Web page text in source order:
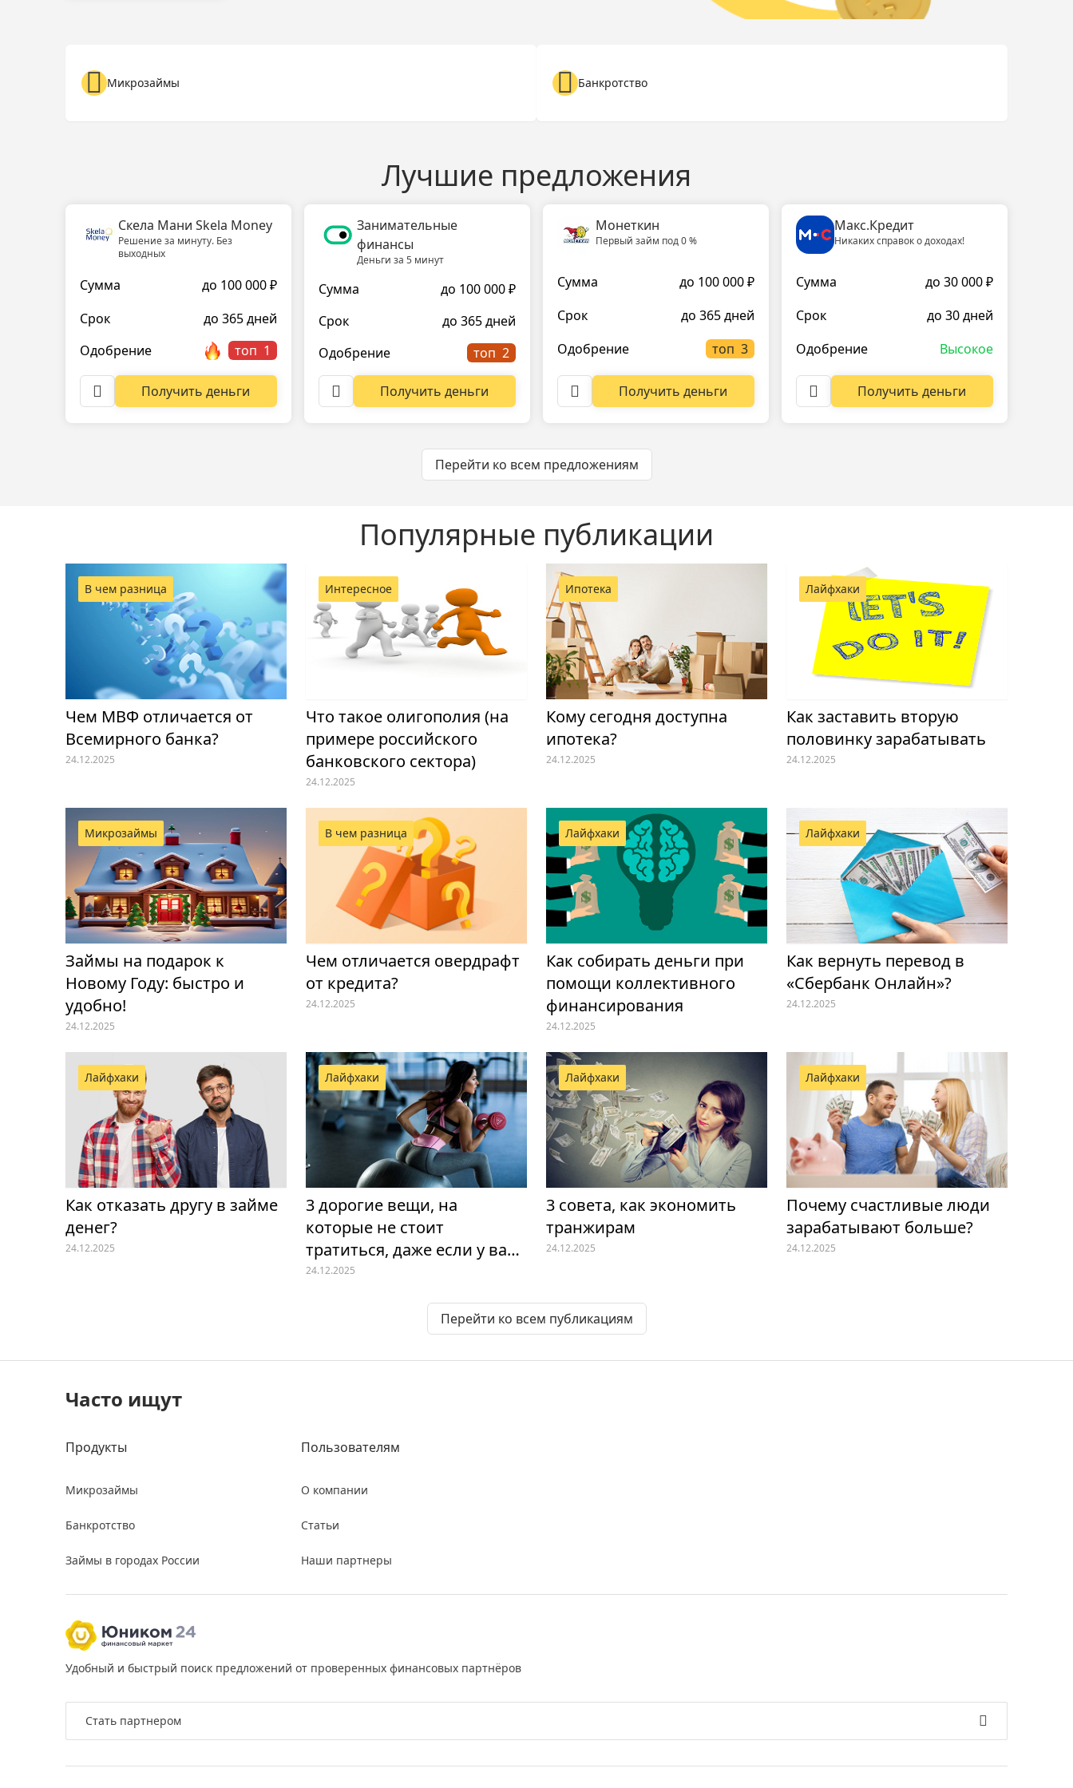
Микрозаймы Банкротство
Лучшие предложения
Скела Мани Skela Money
Решение за минуту. Без
выходных
Сумма
до 100 000 ₽
Срок
до 365 дней
Одобрение
топ
Получить деньги
Занимательные
финансы
Деньги за 5 минут
Сумма
до 100 000 ₽
Срок
до 365 дней
Одобрение
топ
Получить деньги
Монеткин
Первый займ под 0 %
Сумма
до 100 000 ₽
Срок
до 365 дней
Одобрение
топ
Получить деньги
Макс.Кредит
Никаких справок о доходах!
Сумма
до 30 000 ₽
Срок
до 30 дней
Одобрение
Высокое
Получить деньги
Перейти ко всем предложениям
Популярные публикации
Чем МВФ отличается от
Всемирного банка?
24.12.2025
В чем разница
Что такое олигополия (на
примере российского
банковского сектора)
24.12.2025
Интересное
Кому сегодня доступна
ипотека?
24.12.2025
Ипотека
Как заставить вторую
половинку зарабатывать
24.12.2025
Лайфхаки
Займы на подарок к
Новому Году: быстро и
удобно!
24.12.2025
Микрозаймы
Чем отличается овердрафт
от кредита?
24.12.2025
В чем разница
Как собирать деньги при
помощи коллективного
финансирования
24.12.2025
Лайфхаки
Как вернуть перевод в
«Сбербанк Онлайн»?
24.12.2025
Лайфхаки
Как отказать другу в займе
денег?
24.12.2025
Лайфхаки
3 дорогие вещи, на
которые не стоит
тратиться, даже если у вас
высокий доход
24.12.2025
Лайфхаки
3 совета, как экономить
транжирам
24.12.2025
Лайфхаки
Почему счастливые люди
зарабатывают больше?
24.12.2025
Лайфхаки
Перейти ко всем публикациям
Часто ищут
Продукты
Микрозаймы
Банкротство
Займы в городах России
Пользователям
О компании
Статьи
Наши партнеры
Удобный и быстрый поиск предложений от проверенных финансовых партнёров
Стать партнером